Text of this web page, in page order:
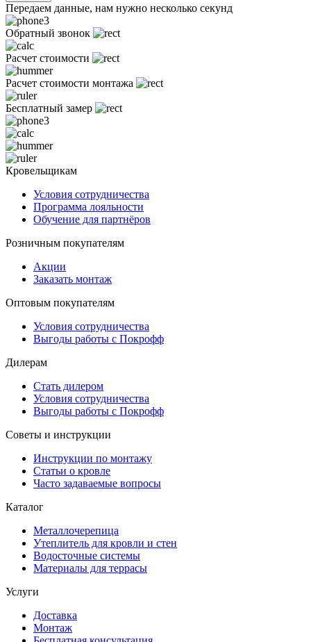
Передаем данные, нам нужно несколько секунд
Обратный звонок
Расчет стоимости
Расчет стоимости монтажа
Бесплатный замер
Кровельщикам
Условия сотрудничества
Программа лояльности
Обучение для партнёров
Розничным покупателям
Акции
Заказать монтаж
Оптовым покупателям
Условия сотрудничества
Выгоды работы с Покрофф
Дилерам
Стать дилером
Условия сотрудничества
Выгоды работы с Покрофф
Советы и инструкции
Инструкции по монтажу
Статьи о кровле
Часто задаваемые вопросы
Каталог
Металлочерепица
Утеплитель для кровли и стен
Водосточные системы
Материалы для террасы
Услуги
Доставка
Монтаж